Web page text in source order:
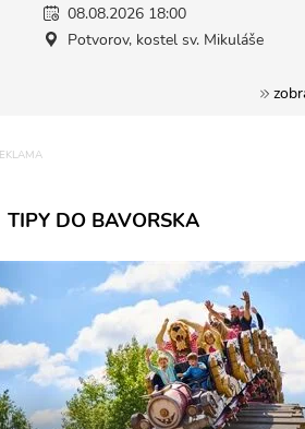
08.08.2026 18:00
Potvorov, kostel sv. Mikuláše
TIPY DO BAVORSKA